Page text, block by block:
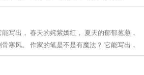
写出， 春天的姹紫嫣红， 夏天的郁郁葱葱，
寒风。 作家的笔是不是有魔法？ 它能写出，
无...